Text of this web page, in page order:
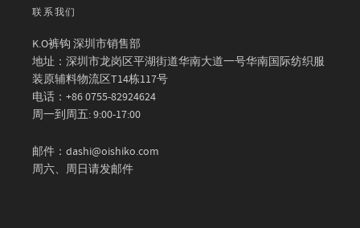
联系我们
K.O裤钩 深圳市销售部
地址：深圳市龙岗区平湖街道华南大道一号华南国际纺织服
装原辅料物流区T14栋117号
电话：+86 0755-82924624
周一到周五: 9:00-17:00
邮件：dashi@oishiko.com
周六、周日请发邮件